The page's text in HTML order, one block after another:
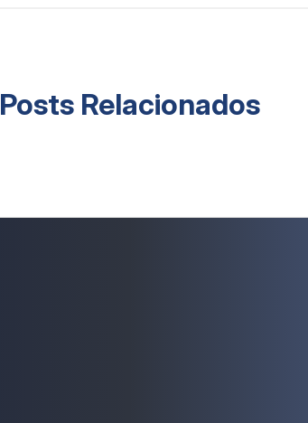
Posts Relacionados